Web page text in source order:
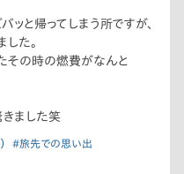
ッと帰ってしまう所ですが、
た。
その時の燃費がなんと
きました笑
#旅先での思い出